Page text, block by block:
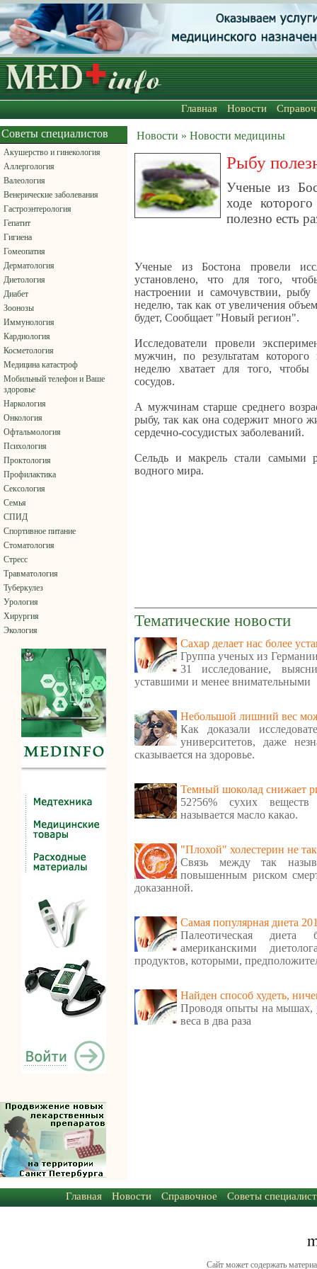
Главная Новости
Советы специалистов
Акушерство и гинекология
Аллергология
Валеология
Венерические заболевания
Гастроэнтерология
Гепатит
Гигиена
Гомеопатия
Дерматология
Диетология
Диабет
Зоонозы
Иммунология
Кардиология
Косметология
Медицина катастроф
Мобильный телефон и Ваше
здоровье
Наркология
Онкология
Офтальмология
Психология
Проктология
Профилактика
Сексология
Семья
СПИД
Спортивное питание
Стоматология
Стресс
Травматология
Туберкулез
Урология
Хирургия
Экология
Новости » Новости медицины
Рыбу
Ученые из
ходе
полезно есть
Ученые из Бостона провели
установлено, что для того,
настроении и самочувствии, рыбу
неделю, так как от увеличения
будет, Сообщает "Новый регион".
Исследователи провели
мужчин, по результатам
неделю хватает для того,
сосудов.
А мужчинам старше среднего
рыбу, так как она содержит много
сердечно-сосудистых заболеваний.
Сельдь и макрель стали самыми
водного мира.
Тематические новости
Сахар делает нас более
Группа ученых из
31 исследование,
уставшими и менее внимательными
Небольшой лишний вес
Как доказали
университетов, даже
сказывается на здоровье.
Темный шоколад снижает
52?56% сухих
называется масло какао.
"Плохой" холестерин не
Связь между так
повышенным риском
доказанной.
Самая популярная диета
Палеотическая диета
американскими
продуктов, которыми,
Найден способ худеть,
Проводя опыты на мышах,
веса в два раза
Главная Новости Справочное Советы
Сайт может содержать